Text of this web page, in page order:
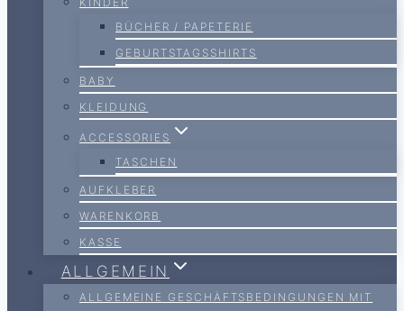
BÜCHER / PAPETERIE
GEBURTSTAGSSHIRTS
BABY
KLEIDUNG
ACCESSORIES
TASCHEN
AUFKLEBER
WARENKORB
KASSE
ALLGEMEIN
ALLGEMEINE GESCHÄFTSBEDINGUNGEN MIT